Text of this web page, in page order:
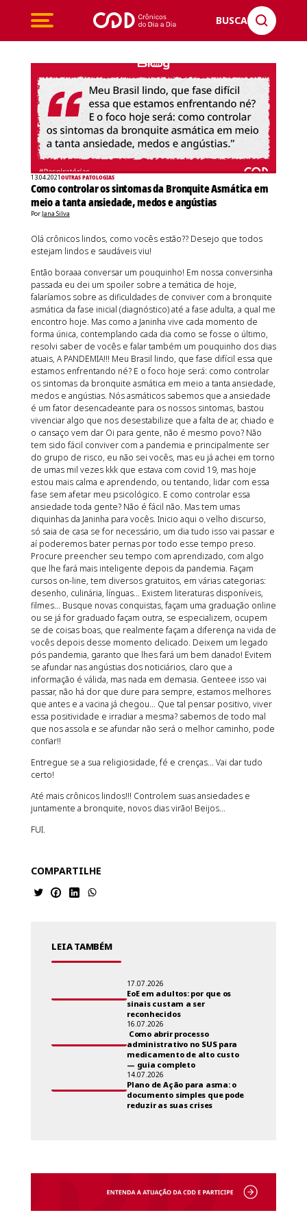
BUSCA
13.04.2021OUTRAS PATOLOGIAS
Como controlar os sintomas da Bronquite Asmática em
meio a tanta ansiedade, medos e angústias
Por Jana Silva
Olá crônicos lindos, como vocês estão?? Desejo que todos
estejam lindos e saudáveis viu!
Então boraaa conversar um pouquinho! Em nossa conversinha
passada eu dei um spoiler sobre a temática de hoje,
falaríamos sobre as dificuldades de conviver com a bronquite
asmática da fase inicial (diagnóstico) até a fase adulta, a qual me
encontro hoje. Mas como a Janinha vive cada momento de
forma única, contemplando cada dia como se fosse o último,
resolvi saber de vocês e falar também um pouquinho dos dias
atuais, A PANDEMIA!!! Meu Brasil lindo, que fase difícil essa que
estamos enfrentando né? E o foco hoje será: como controlar
os sintomas da bronquite asmática em meio a tanta ansiedade,
medos e angústias. Nós asmáticos sabemos que a ansiedade
é um fator desencadeante para os nossos sintomas, bastou
vivenciar algo que nos desestabilize que a falta de ar, chiado e
o cansaço vem dar Oi para gente, não é mesmo povo? Não
tem sido fácil conviver com a pandemia e principalmente ser
do grupo de risco, eu não sei vocês, mas eu já achei em torno
de umas mil vezes kkk que estava com covid 19, mas hoje
estou mais calma e aprendendo, ou tentando, lidar com essa
fase sem afetar meu psicológico. E como controlar essa
ansiedade toda gente? Não é fácil não. Mas tem umas
diquinhas da Janinha para vocês. Inicio aqui o velho discurso,
só saia de casa se for necessário, um dia tudo isso vai passar e
aí poderemos bater pernas por todo esse tempo preso.
Procure preencher seu tempo com aprendizado, com algo
que lhe fará mais inteligente depois da pandemia. Façam
cursos on-line, tem diversos gratuitos, em várias categorias:
desenho, culinária, línguas… Existem literaturas disponíveis,
filmes… Busque novas conquistas, façam uma graduação online
ou se já for graduado façam outra, se especializem, ocupem
se de coisas boas, que realmente façam a diferença na vida de
vocês depois desse momento delicado. Deixem um legado
pós pandemia, garanto que lhes fará um bem danado! Evitem
se afundar nas angústias dos noticiários, claro que a
informação é válida, mas nada em demasia. Genteee isso vai
passar, não há dor que dure para sempre, estamos melhores
que antes e a vacina já chegou… Que tal pensar positivo, viver
essa positividade e irradiar a mesma? sabemos de todo mal
que nos assola e se afundar não será o melhor caminho, pode
confiar!!
Entregue se a sua religiosidade, fé e crenças… Vai dar tudo
certo!
Até mais crônicos lindos!!! Controlem suas ansiedades e
juntamente a bronquite, novos dias virão! Beijos…
FUI.
COMPARTILHE
LEIA TAMBÉM
17.07.2026
EoE em adultos: por que os
sinais custam a ser
reconhecidos
16.07.2026
Como abrir processo
administrativo no SUS para
medicamento de alto custo
— guia completo
14.07.2026
Plano de Ação para asma: o
documento simples que pode
reduzir as suas crises